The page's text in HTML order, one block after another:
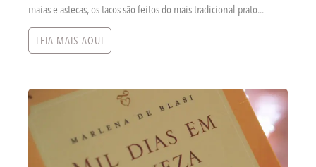
maias e astecas, os tacos são feitos do mais tradicional prato...
LEIA MAIS AQUI